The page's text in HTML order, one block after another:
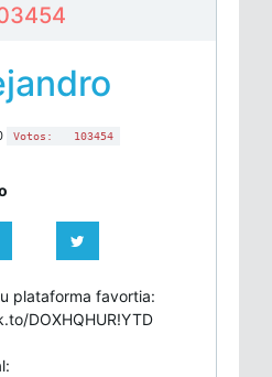
Votos: 103454
plataforma favortia:
DOXHQHUR!YTD